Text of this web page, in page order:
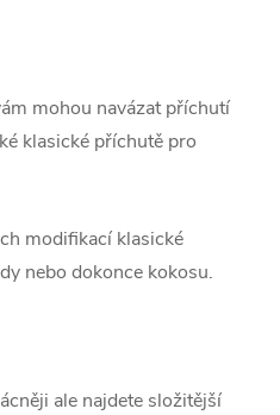
mohou navázat příchutí
klasické příchutě pro
modifikací klasické
nebo dokonce kokosu.
ale najdete složitější